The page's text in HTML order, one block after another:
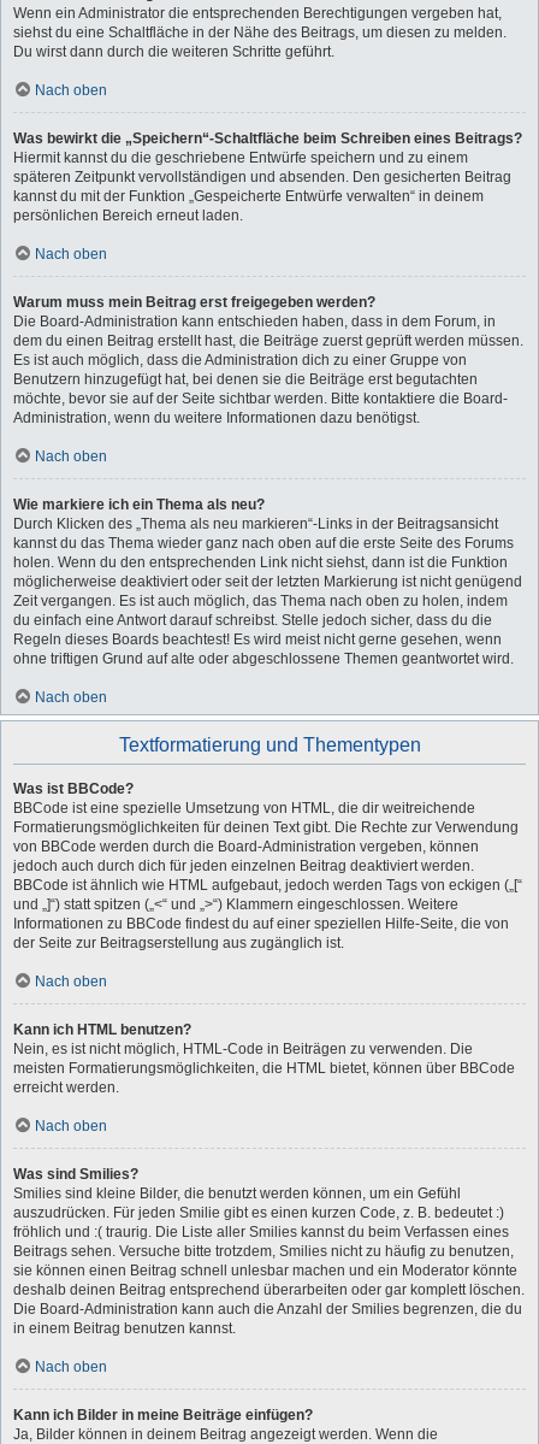
Wenn ein Administrator die entsprechenden Berechtigungen vergeben hat,
siehst du eine Schaltfläche in der Nähe des Beitrags, um diesen zu melden.
Du wirst dann durch die weiteren Schritte geführt.
Nach oben
Was bewirkt die „Speichern“-Schaltfläche beim Schreiben eines Beitrags?
Hiermit kannst du die geschriebene Entwürfe speichern und zu einem
späteren Zeitpunkt vervollständigen und absenden. Den gesicherten Beitrag
kannst du mit der Funktion „Gespeicherte Entwürfe verwalten“ in deinem
persönlichen Bereich erneut laden.
Nach oben
Warum muss mein Beitrag erst freigegeben werden?
Die Board-Administration kann entschieden haben, dass in dem Forum, in
dem du einen Beitrag erstellt hast, die Beiträge zuerst geprüft werden müssen.
Es ist auch möglich, dass die Administration dich zu einer Gruppe von
Benutzern hinzugefügt hat, bei denen sie die Beiträge erst begutachten
möchte, bevor sie auf der Seite sichtbar werden. Bitte kontaktiere die Board-
Administration, wenn du weitere Informationen dazu benötigst.
Nach oben
Wie markiere ich ein Thema als neu?
Durch Klicken des „Thema als neu markieren“-Links in der Beitragsansicht
kannst du das Thema wieder ganz nach oben auf die erste Seite des Forums
holen. Wenn du den entsprechenden Link nicht siehst, dann ist die Funktion
möglicherweise deaktiviert oder seit der letzten Markierung ist nicht genügend
Zeit vergangen. Es ist auch möglich, das Thema nach oben zu holen, indem
du einfach eine Antwort darauf schreibst. Stelle jedoch sicher, dass du die
Regeln dieses Boards beachtest! Es wird meist nicht gerne gesehen, wenn
ohne triftigen Grund auf alte oder abgeschlossene Themen geantwortet wird.
Nach oben
Textformatierung und Thementypen
Was ist BBCode?
BBCode ist eine spezielle Umsetzung von HTML, die dir weitreichende
Formatierungsmöglichkeiten für deinen Text gibt. Die Rechte zur Verwendung
von BBCode werden durch die Board-Administration vergeben, können
jedoch auch durch dich für jeden einzelnen Beitrag deaktiviert werden.
BBCode ist ähnlich wie HTML aufgebaut, jedoch werden Tags von eckigen („[“
und „]“) statt spitzen („<“ und „>“) Klammern eingeschlossen. Weitere
Informationen zu BBCode findest du auf einer speziellen Hilfe-Seite, die von
der Seite zur Beitragserstellung aus zugänglich ist.
Nach oben
Kann ich HTML benutzen?
Nein, es ist nicht möglich, HTML-Code in Beiträgen zu verwenden. Die
meisten Formatierungsmöglichkeiten, die HTML bietet, können über BBCode
erreicht werden.
Nach oben
Was sind Smilies?
Smilies sind kleine Bilder, die benutzt werden können, um ein Gefühl
auszudrücken. Für jeden Smilie gibt es einen kurzen Code, z. B. bedeutet :)
fröhlich und :( traurig. Die Liste aller Smilies kannst du beim Verfassen eines
Beitrags sehen. Versuche bitte trotzdem, Smilies nicht zu häufig zu benutzen,
sie können einen Beitrag schnell unlesbar machen und ein Moderator könnte
deshalb deinen Beitrag entsprechend überarbeiten oder gar komplett löschen.
Die Board-Administration kann auch die Anzahl der Smilies begrenzen, die du
in einem Beitrag benutzen kannst.
Nach oben
Kann ich Bilder in meine Beiträge einfügen?
Ja, Bilder können in deinem Beitrag angezeigt werden. Wenn die